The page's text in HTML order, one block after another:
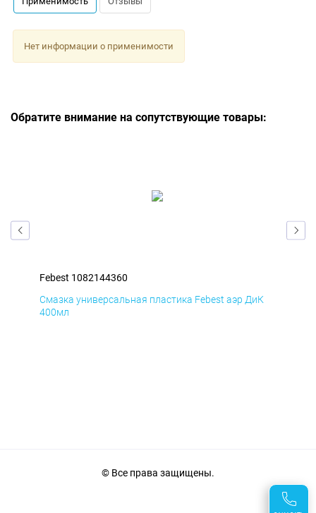
Нет информации о применимости
Обратите внимание на сопутствующие товары:
Febest 1082144360
Смазка универсальная пластика Febest аэр ДиК
400мл
© Все права защищены.